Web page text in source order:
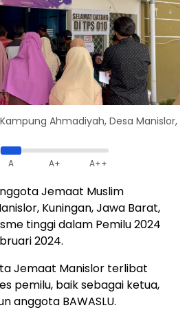
Ahmadiyah, Desa Manislor,
A A+ A++
Jemaat Muslim
Kuningan, Jawa Barat,
tinggi dalam Pemilu 2024
2024.
Jemaat Manislor terlibat
pemilu, baik sebagai ketua,
anggota BAWASLU.